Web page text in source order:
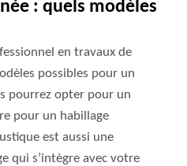
: quels modèles
en travaux de
possibles pour un
pourrez opter pour un
pour un habillage
est aussi une
qui s’intègre avec votre